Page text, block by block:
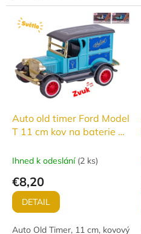
na zpětný chod (7,5 cm)
rozproudí dětskou fantazii a
zaručí...
Auto old timer Ford Model
T 11 cm kov na baterie na
zvukem, tři barvy
Ihned k odeslání (2 ks)
€8,20
DETAIL
Auto Old Timer, 11 cm, kovový